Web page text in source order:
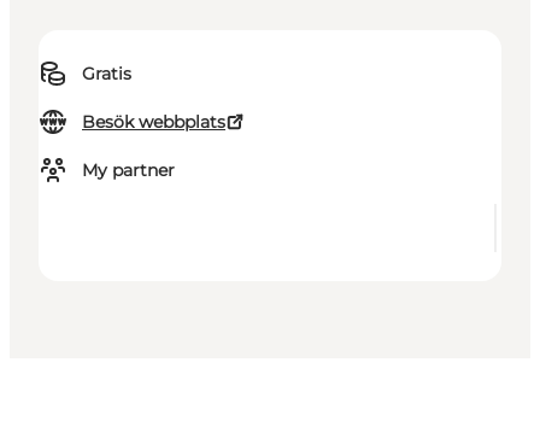
Gratis
Besök webbplats
My partner